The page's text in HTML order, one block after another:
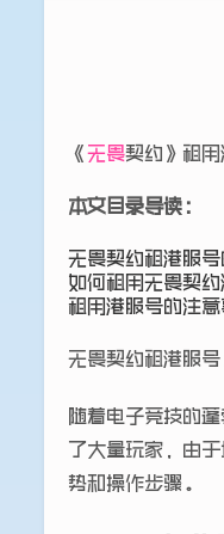
《无畏契约》租
本文目录导读：
无畏契约租港服
如何租用无畏契
租用港服号的注意
无畏契约租港服
随着电子竞技的
了大量玩家，由
势和操作步骤。